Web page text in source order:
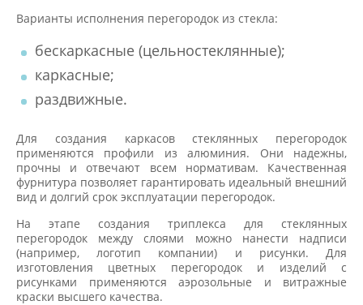
Варианты исполнения перегородок из стекла:
бескаркасные (цельностеклянные);
каркасные;
раздвижные.
Для создания каркасов стеклянных перегородок
применяются профили из алюминия. Они надежны,
прочны и отвечают всем нормативам. Качественная
фурнитура позволяет гарантировать идеальный внешний
вид и долгий срок эксплуатации перегородок.
На этапе создания триплекса для стеклянных
перегородок между слоями можно нанести надписи
(например, логотип компании) и рисунки. Для
изготовления цветных перегородок и изделий с
рисунками применяются аэрозольные и витражные
краски высшего качества.